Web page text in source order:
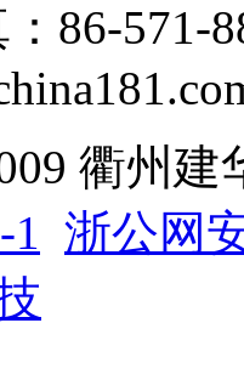
86-571-
衢州
1 浙公网